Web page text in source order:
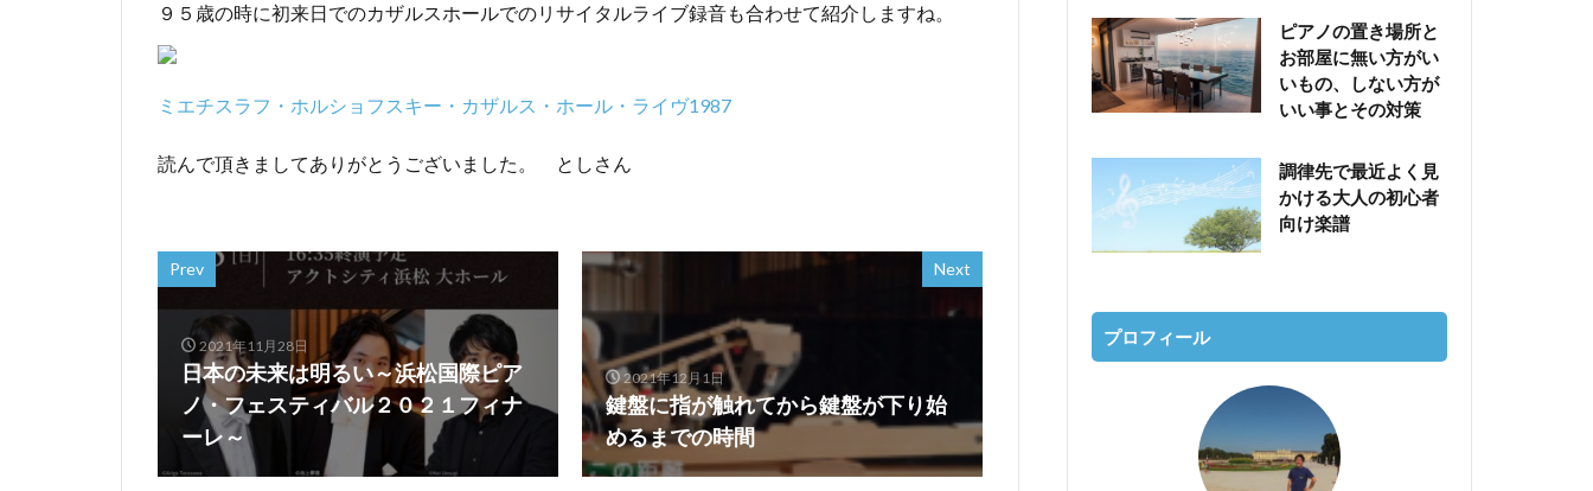
９５歳の時に初来日でのカザルスホールでのリサイタルライブ録音も合わせて紹介しますね。
ミエチスラフ・ホルショフスキー・カザルス・ホール・ライヴ1987
読んで頂きましてありがとうございました。 としさん
Prev
2021年11月28日
日本の未来は明るい～浜松国際ピア
ノ・フェスティバル２０２１フィナ
ーレ～
Next
2021年12月1日
鍵盤に指が触れてから鍵盤が下り始
めるまでの時間
ピアノの置き場所と
お部屋に無い方がい
いもの、しない方が
いい事とその対策
調律先で最近よく見
かける大人の初心者
向け楽譜
プロフィール